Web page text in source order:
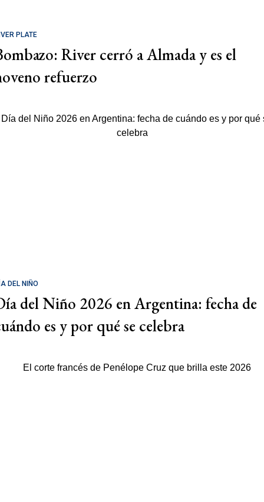
PLATE
River cerró a Almada y es el
refuerzo
DEL NIÑO
del Niño 2026 en Argentina: fecha de
es y por qué se celebra